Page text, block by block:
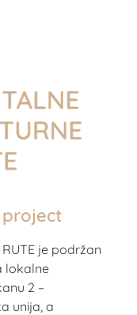
je podržan
lokalne
2 –
unija, a